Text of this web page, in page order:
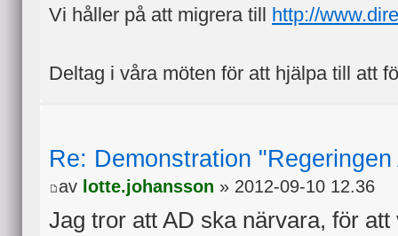
Vi håller på att migrera till
http://
Deltag i våra möten för att hjälpa till att
Re: Demonstration "Regeringen
av lotte.johansson » 2012-09-10 12.36
Jag tror att AD ska närvara, för